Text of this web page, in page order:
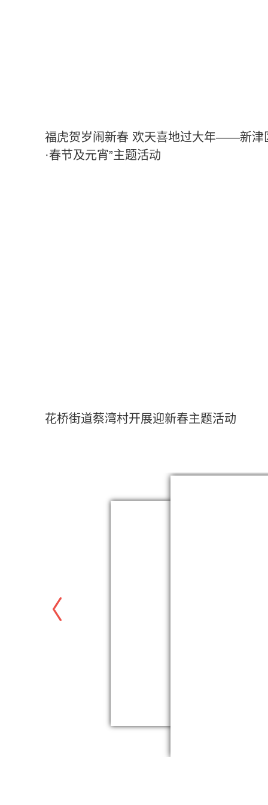
福虎贺岁闹新春 欢天喜地过大年——新津
·春节及元宵”主题活动
花桥街道蔡湾村开展迎新春主题活动